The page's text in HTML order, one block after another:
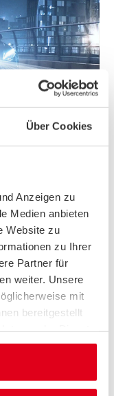
Über Cookies
Anzeigen zu
Medien anbieten
Website zu
zu Ihrer
Partner für
weiter. Unsere
mit
bereitgestellt
die
sein,
und darauf